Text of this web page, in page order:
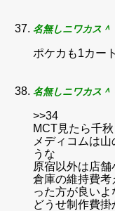
名無しニワカス＾
ポケカも1カー
名無しニワカス＾
>>34
MCT見たら千
メディコムは
うな
原宿以外は店
倉庫の維持費考
った方が良いよ
どうせ制作費掛